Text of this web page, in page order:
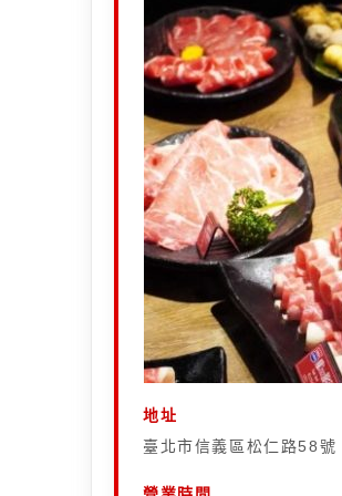
地址
臺北市信義區松仁路58